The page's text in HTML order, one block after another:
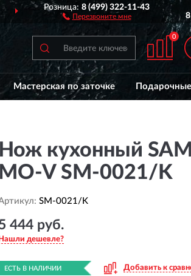
1
Розница:8 (499) 322-11-43
Перезвоните мне
0
Мастерская по заточке
Нож кухонный
MO-V SM-0021/K
SM-0021/K
444 руб.
Нашли дешевле?
ЕСТЬ В НАЛИЧИИ Добавить к